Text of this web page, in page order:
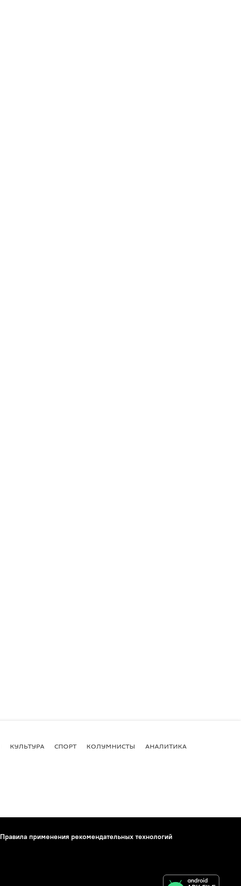
КУЛЬТУРА СПОРТ КОЛУМНИСТЫ АНАЛИТИКА
Правила применения рекомендательных технологий